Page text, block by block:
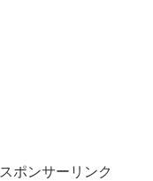
スポンサーリンク